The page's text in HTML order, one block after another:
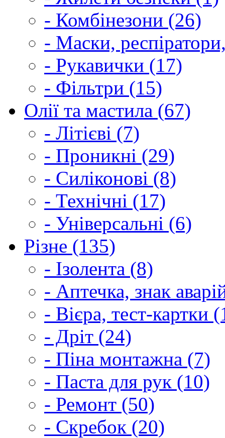
- Комбінезони (26)
- Маски,
- Рукавички (17)
- Фільтри (15)
Олії та мастила (67)
- Літієві (7)
- Проникні (29)
- Силіконові (8)
- Технічні (17)
- Універсальні (6)
Різне (135)
- Ізолента (8)
- Аптечка, знак
- Вієра, тест-картки
- Дріт (24)
- Піна монтажна (7)
- Паста для рук (10)
- Ремонт (50)
- Скребок (20)